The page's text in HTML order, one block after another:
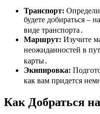
Транспорт:
будете добираться –
виде транспорта․
Маршрут: Изучите
неожиданностей в
карты․
Экипировка:
как вам придется
Как Добраться